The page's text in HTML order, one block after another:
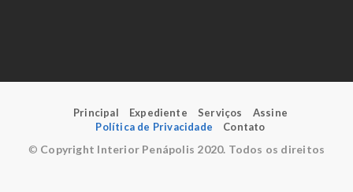
Principal Expediente Serviços
Assine
Política de Privacidade
Contato
© Copyright Interior Penápolis 2020. Todos os direitos